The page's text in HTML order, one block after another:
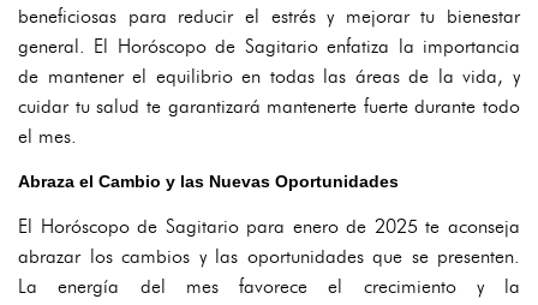
beneficiosas para reducir el estrés y mejorar tu bienestar
general. El Horóscopo de Sagitario enfatiza la importancia
de mantener el equilibrio en todas las áreas de la vida, y
cuidar tu salud te garantizará mantenerte fuerte durante todo
el mes.
Abraza el Cambio y las Nuevas Oportunidades
El Horóscopo de Sagitario para enero de 2025 te aconseja
abrazar los cambios y las oportunidades que se presenten.
La energía del mes favorece el crecimiento y la